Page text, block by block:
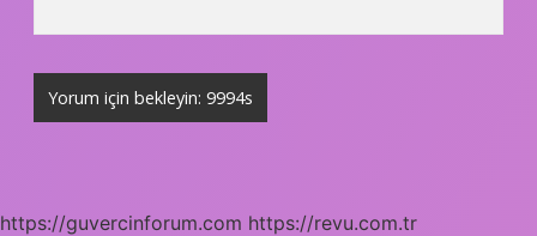
https://guvercinforum.com https://revu.com.tr